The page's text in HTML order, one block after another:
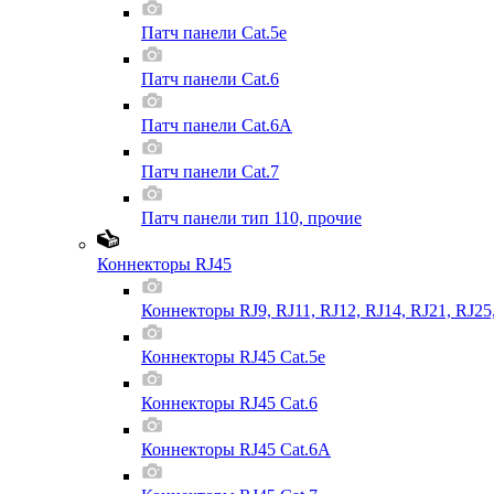
Патч панели Cat.5e
Патч панели Cat.6
Патч панели Cat.6A
Патч панели Cat.7
Патч панели тип 110, прочие
Коннекторы RJ45
Коннекторы RJ9, RJ11, RJ12, RJ14, RJ21,
Коннекторы RJ45 Cat.5e
Коннекторы RJ45 Cat.6
Коннекторы RJ45 Cat.6A